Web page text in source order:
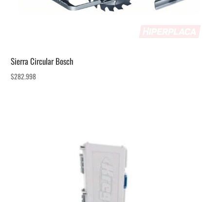
Sierra Circular Bosch
$282.998